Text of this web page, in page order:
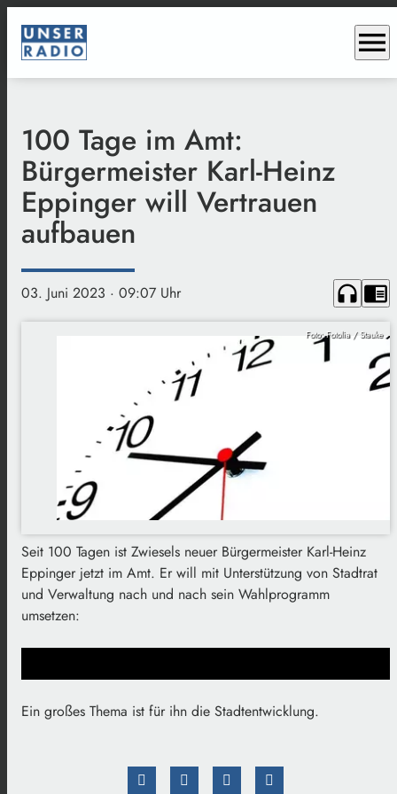
menu
100 Tage im Amt:
Bürgermeister Karl-Heinz
Eppinger will Vertrauen
aufbauen
03. Juni 2023 · 09:07 Uhr headphones chrome_reader_mode
Foto: Fotolia / Stauke
Seit 100 Tagen ist Zwiesels neuer Bürgermeister Karl-Heinz
Eppinger jetzt im Amt. Er will mit Unterstützung von Stadtrat
und Verwaltung nach und nach sein Wahlprogramm
umsetzen:
Ein großes Thema ist für ihn die Stadtentwicklung.